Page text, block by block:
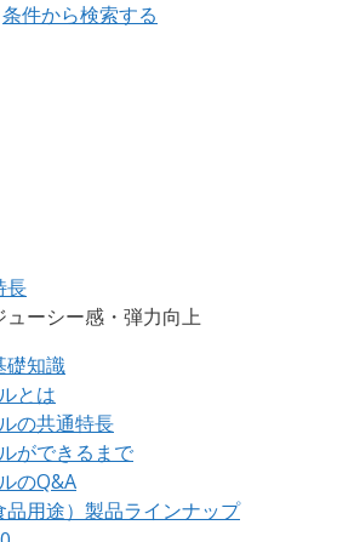
条件から検索する
長
ーシー感・弾力向上
礎知識
とは
の共通特長
ができるまで
のQ&A
用途）製品ラインナップ